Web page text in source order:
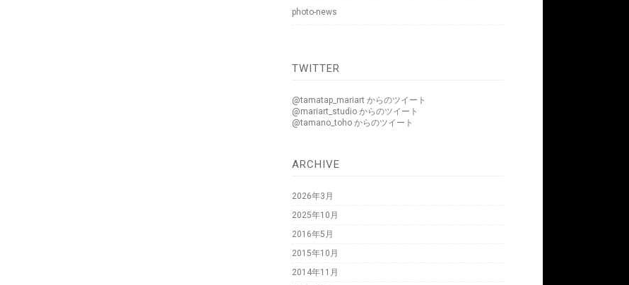
photo-news
TWITTER
@tamatap_mariart からのツイート
@mariart_studio からのツイート
@tamano_toho からのツイート
ARCHIVE
2026年3月
2025年10月
2016年5月
2015年10月
2014年11月